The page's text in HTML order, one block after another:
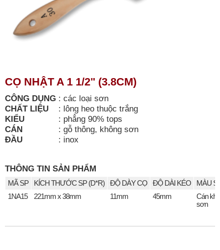
CỌ NHẬT A 1 1/2" (3.8CM)
CÔNG DỤNG : các loại sơn
CHẤT LIỆU
: lông heo thuộc trắng
KIỂU
: phẳng 90% tops
CÁN
: gỗ thông, không sơn
ĐẦU
: inox
THÔNG TIN SẢN PHẨM
MÃ SP KÍCH THƯỚC SP (D*R) ĐỘ DÀY CỌ ĐỘ DÀI KÉO
MÀU
1NA15
221mm x 38mm 11mm 45mm
Cán
sơn